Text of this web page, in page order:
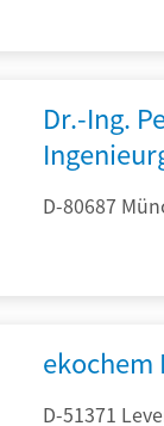
Dr.-Ing.
D-80687
ekochem
D-51371